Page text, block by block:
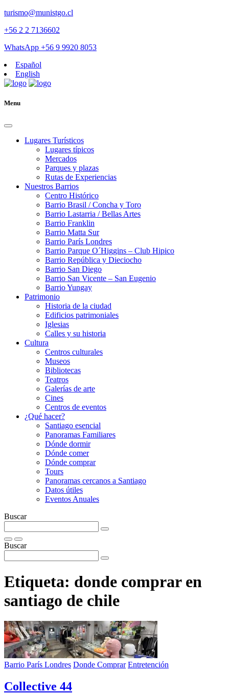
turismo@munistgo.cl
+56 2 2 7136602
WhatsApp +56 9 9920 8053
Español
English
Menu
Lugares Turísticos
Lugares tí­picos
Mercados
Parques y plazas
Rutas de Experiencias
Nuestros Barrios
Centro Histórico
Barrio Brasil / Concha y Toro
Barrio Lastarria / Bellas Artes
Barrio Franklin
Barrio Matta Sur
Barrio Parí­s Londres
Barrio Parque O´Higgins – Club Hipico
Barrio República y Dieciocho
Barrio San Diego
Barrio San Vicente – San Eugenio
Barrio Yungay
Patrimonio
Historia de la ciudad
Edificios patrimoniales
Iglesias
Calles y su historia
Cultura
Centros culturales
Museos
Bibliotecas
Teatros
Galerí­as de arte
Cines
Centros de eventos
¿Qué hacer?
Santiago esencial
Panoramas Familiares
Dónde dormir
Dónde comer
Dónde comprar
Tours
Panoramas cercanos a Santiago
Datos útiles
Eventos Anuales
Buscar
Buscar
Etiqueta: donde comprar en
santiago de chile
Barrio París Londres Donde Comprar Entretención
Collective 44